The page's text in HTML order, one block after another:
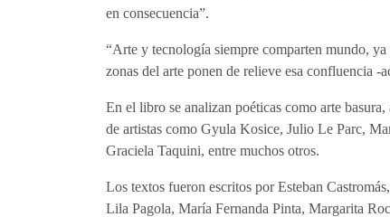
en consecuencia”.
“Arte y tecnología siempre comparten mundo,
zonas del arte ponen de relieve esa confluencia -
En el libro se analizan poéticas como arte
de artistas como Gyula Kosice, Julio Le Parc,
Graciela Taquini, entre muchos otros.
Los textos fueron escritos por Esteban
Lila Pagola, María Fernanda Pinta, Margarita